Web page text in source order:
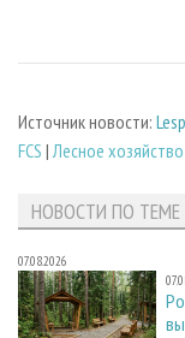
Источник новости:
FCS |Лесное хозяйство
НОВОСТИ ПО ТЕМЕ
07.08.2026